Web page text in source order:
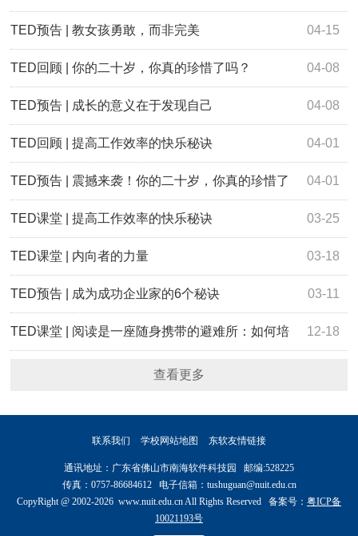
04-15
TED预告 | 教女孩勇敢，而非完美
04-08
TED回顾 | 你的二十岁，你真的珍惜了吗？
04-08
TED预告 | 成长的意义在于发现自己
04-01
TED回顾 | 提高工作效率的快乐秘诀
04-01
TED预告 | 震撼来袭！你的二十岁，你真的珍惜了
吗？ 03-25
TED课堂 | 提高工作效率的快乐秘诀
03-18
TED课堂 | 内向者的力量
03-11
TED预告 | 成为成功企业家的6个秘诀
12-18
TED课堂 | 阅读是一座随身携带的避难所：如何培
查看更多
联系我们 学校网站地图 东软友情链接
通讯地址：广东省佛山市南海软件科技园 邮编:528225
传真：0757-86684612 电子信箱：tushuguan@nuit.edu.cn
CopyRight @ 2002-2026 www.nuit.edu.cn All Rights Reserved 备案号： 粤ICP备
10021193号